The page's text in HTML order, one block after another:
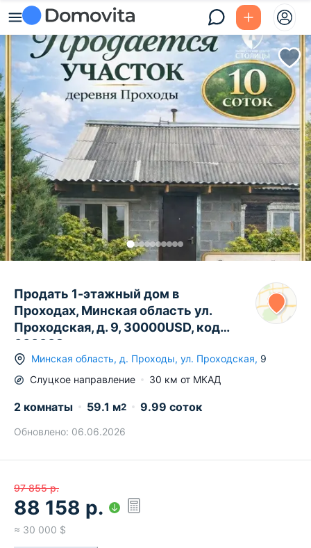
Продать 1-этажный дом в
Проходах, Минская область ул.
Проходская, д. 9, 30000USD, код
660008
Минская область, д. Проходы, ул. Проходская, 9
Слуцкое направление 30 км от МКАД
2 комнаты 59.1 м2 9.99 соток
Обновлено: 06.06.2026
97 855 р.
88 158 р.
≈ 30 000 $